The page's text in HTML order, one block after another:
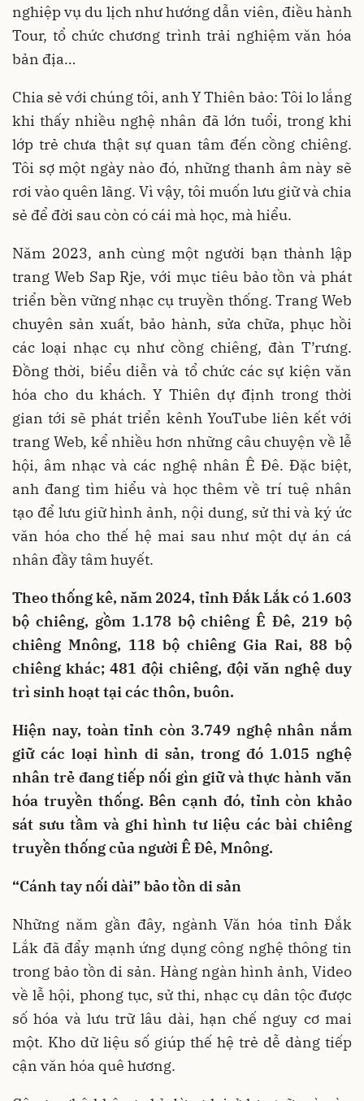
nghiệp vụ du lịch như hướng dẫn viên, điều hành
Tour, tổ chức chương trình trải nghiệm văn hóa
bản địa…
Chia sẻ với chúng tôi, anh Y Thiên bảo: Tôi lo lắng
khi thấy nhiều nghệ nhân đã lớn tuổi, trong khi
lớp trẻ chưa thật sự quan tâm đến cồng chiêng.
Tôi sợ một ngày nào đó, những thanh âm này sẽ
rơi vào quên lãng. Vì vậy, tôi muốn lưu giữ và chia
sẻ để đời sau còn có cái mà học, mà hiểu.
Năm 2023, anh cùng một người bạn thành lập
trang Web Sap Rje, với mục tiêu bảo tồn và phát
triển bền vững nhạc cụ truyền thống. Trang Web
chuyên sản xuất, bảo hành, sửa chữa, phục hồi
các loại nhạc cụ như cồng chiêng, đàn T’rưng.
Đồng thời, biểu diễn và tổ chức các sự kiện văn
hóa cho du khách. Y Thiên dự định trong thời
gian tới sẽ phát triển kênh YouTube liên kết với
trang Web, kể nhiều hơn những câu chuyện về lễ
hội, âm nhạc và các nghệ nhân Ê Đê. Đặc biệt,
anh đang tìm hiểu và học thêm về trí tuệ nhân
tạo để lưu giữ hình ảnh, nội dung, sử thi và ký ức
văn hóa cho thế hệ mai sau như một dự án cá
nhân đầy tâm huyết.
Theo thống kê, năm 2024, tỉnh Đắk Lắk có 1.603
bộ chiêng, gồm 1.178 bộ chiêng Ê Đê, 219 bộ
chiêng Mnông, 118 bộ chiêng Gia Rai, 88 bộ
chiêng khác; 481 đội chiêng, đội văn nghệ duy
trì sinh hoạt tại các thôn, buôn.
Hiện nay, toàn tỉnh còn 3.749 nghệ nhân nắm
giữ các loại hình di sản, trong đó 1.015 nghệ
nhân trẻ đang tiếp nối gìn giữ và thực hành văn
hóa truyền thống. Bên cạnh đó, tỉnh còn khảo
sát sưu tầm và ghi hình tư liệu các bài chiêng
truyền thống của người Ê Đê, Mnông.
“Cánh tay nối dài” bảo tồn di sản
Những năm gần đây, ngành Văn hóa tỉnh Đắk
Lắk đã đẩy mạnh ứng dụng công nghệ thông tin
trong bảo tồn di sản. Hàng ngàn hình ảnh, Video
về lễ hội, phong tục, sử thi, nhạc cụ dân tộc được
số hóa và lưu trữ lâu dài, hạn chế nguy cơ mai
một. Kho dữ liệu số giúp thế hệ trẻ dễ dàng tiếp
cận văn hóa quê hương.